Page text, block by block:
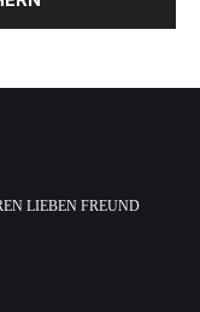
LIEBEN FREUND